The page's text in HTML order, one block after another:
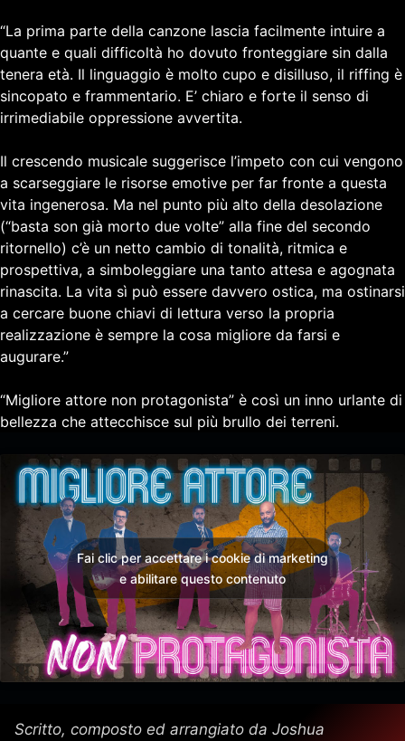
“La prima parte della canzone lascia facilmente intuire a
quante e quali difficoltà ho dovuto fronteggiare sin dalla
tenera età. Il linguaggio è molto cupo e disilluso, il riffing è
sincopato e frammentario. E’ chiaro e forte il senso di
irrimediabile oppressione avvertita.
Il crescendo musicale suggerisce l’impeto con cui vengono
a scarseggiare le risorse emotive per far fronte a questa
vita ingenerosa. Ma nel punto più alto della desolazione
(“basta son già morto due volte” alla fine del secondo
ritornello) c’è un netto cambio di tonalità, ritmica e
prospettiva, a simboleggiare una tanto attesa e agognata
rinascita. La vita sì può essere davvero ostica, ma ostinarsi
a cercare buone chiavi di lettura verso la propria
realizzazione è sempre la cosa migliore da farsi e
augurare.”
“Migliore attore non protagonista” è così un inno urlante di
bellezza che attecchisce sul più brullo dei terreni.
Fai clic per accettare i cookie di marketing
e abilitare questo contenuto
Scritto, composto ed arrangiato da Joshua